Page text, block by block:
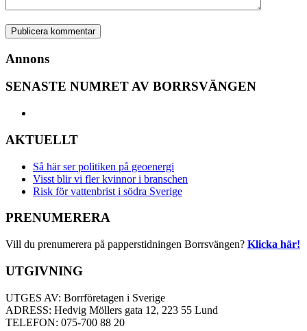
Annons
SENASTE NUMRET AV BORRSVÄNGEN
AKTUELLT
Så här ser politiken på geoenergi
Visst blir vi fler kvinnor i branschen
Risk för vattenbrist i södra Sverige
PRENUMERERA
Vill du prenumerera på papperstidningen Borrsvängen? Klicka här!
UTGIVNING
UTGES AV: Borrföretagen i Sverige
ADRESS: Hedvig Möllers gata 12, 223 55 Lund
TELEFON: 075-700 88 20